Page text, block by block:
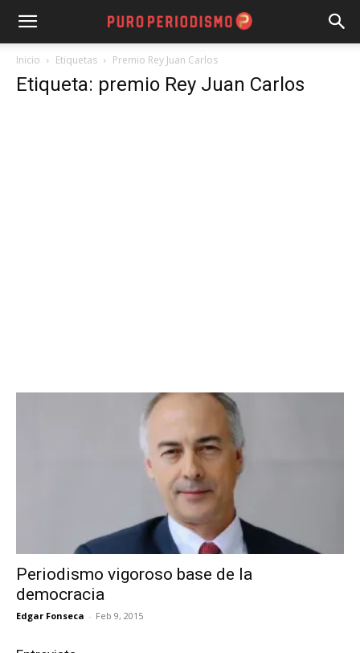
Inicio Etiquetas Premio Rey Juan Carlos
Etiqueta: premio Rey Juan Carlos
Periodismo vigoroso base de la
democracia
Edgar Fonseca - Feb 9, 2015